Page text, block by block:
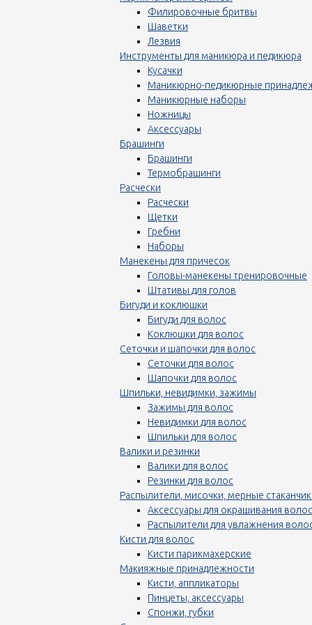
Филировочные бритвы
Шаветки
Лезвия
Инструменты для маникюра и педикюра
Кусачки
Маникюрно-педикюрные
Маникюрные наборы
Ножницы
Аксессуары
Брашинги
Брашинги
Термобрашинги
Расчески
Расчески
Щетки
Гребни
Наборы
Манекены для причесок
Головы-манекены тренировочные
Штативы для голов
Бигуди и коклюшки
Бигуди для волос
Коклюшки для волос
Сеточки и шапочки для волос
Сеточки для волос
Шапочки для волос
Шпильки, невидимки, зажимы
Зажимы для волос
Невидимки для волос
Шпильки для волос
Валики и резинки
Валики для волос
Резинки для волос
Распылители, мисочки, мерные
Аксессуары для окрашивания волос
Распылители для увлажнения
Кисти для волос
Кисти парикмахерские
Макияжные принадлежности
Кисти, аппликаторы
Пинцеты, аксессуары
Спонжи, губки